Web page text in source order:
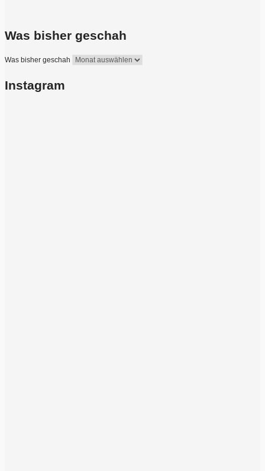
Was bisher geschah
Was bisher geschah
Instagram